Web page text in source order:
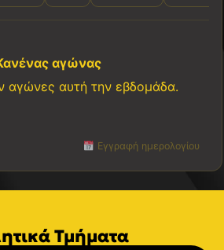
αγώνας
αγώνες αυτή την εβδομάδα.
Εγγραφή ημερολογίου
Τμήματα